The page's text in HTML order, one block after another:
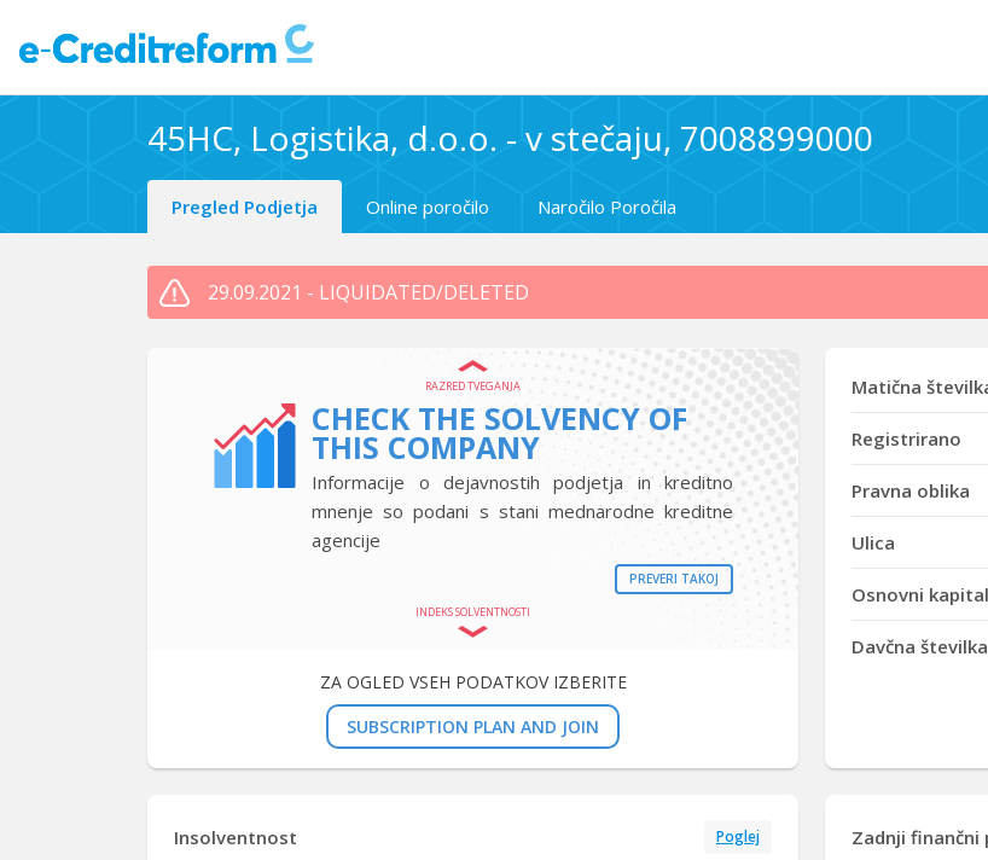
45HC, Logistika, d.o.o. - v stečaju, 7008899000
Pregled Podjetja Online poročilo Naročilo Poročila
29.09.2021 - LIQUIDATED/DELETED
RAZRED TVEGANJA
CHECK THE SOLVENCY OF
THIS COMPANY
Informacije o dejavnostih podjetja in kreditno
mnenje so podani s stani mednarodne kreditne
agencije
PREVERI TAKOJ
INDEKS SOLVENTNOSTI
ZA OGLED VSEH PODATKOV IZBERITE
SUBSCRIPTION PLAN AND JOIN
Matična
Registrirano
Pravna oblika
Ulica
Osnovni kapital
Davčna številka
Insolventnost Poglej Zadnji finančni